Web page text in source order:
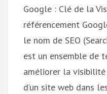
Google : Clé de la
référencement
le nom de SEO
est un ensemble de
améliorer la
d’un site web dans